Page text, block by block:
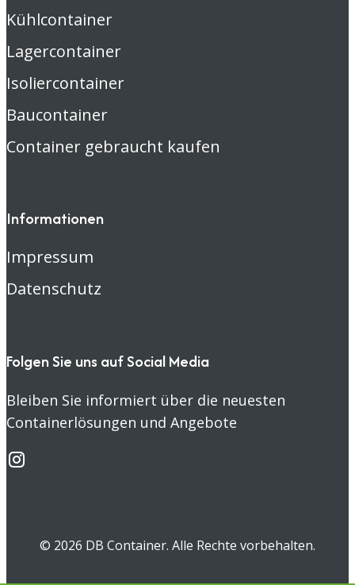
Kühlcontainer
Lagercontainer
Isoliercontainer
Baucontainer
Container gebraucht kaufen
Informationen
Impressum
Datenschutz
Folgen Sie uns auf Social Media
Bleiben Sie informiert über die neuesten
Containerlösungen und Angebote
© 2026 DB Container. Alle Rechte vorbehalten.